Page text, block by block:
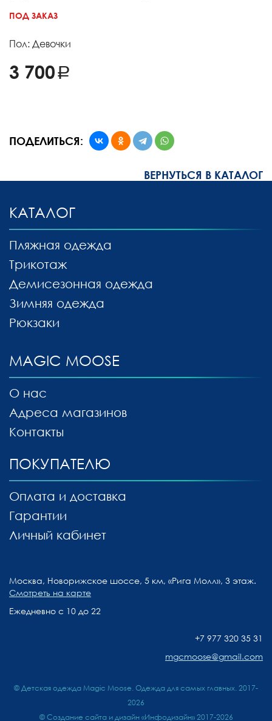
ПОД ЗАКАЗ
Пол: Девочки
3 700
ПОДЕЛИТЬСЯ:
ВЕРНУТЬСЯ В КАТАЛОГ
MAGIC MOOSE
О нас
Адреса магазинов
Контакты
КАТАЛОГ
Пляжная одежда
Трикотаж
Демисезонная одежда
Зимняя одежда
Рюкзаки
ПОКУПАТЕЛЮ
Оплата и доставка
Гарантии
Личный кабинет
Москва, Новорижское шоссе, 5 км, «Рига Молл», 3 этаж.
Смотреть на карте
Ежедневно с 10 до 22
+7 977 320 35 31
mgcmoose@gmail.com
© Детская одежда Magic Moose. Одежда для самых главных. 2017-
2026
© Создание сайта и дизайн «Инфодизайн»2017-2026